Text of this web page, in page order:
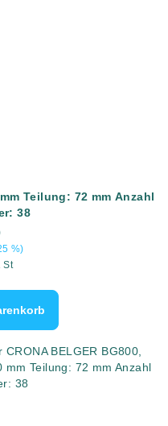
38
%)
St
BELGER BG800,
Teilung: 72 mm Anzahl
38